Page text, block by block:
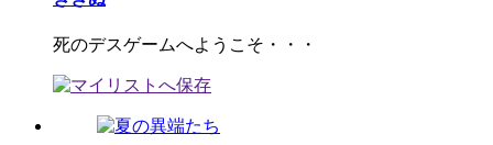
死のデスゲームへようこそ・・・